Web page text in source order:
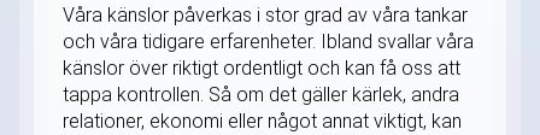
Våra känslor påverkas i stor grad av våra tankar
och våra tidigare erfarenheter. Ibland svallar våra
känslor över riktigt ordentligt och kan få oss att
tappa kontrollen. Så om det gäller kärlek, andra
relationer, ekonomi eller något annat viktigt, kan